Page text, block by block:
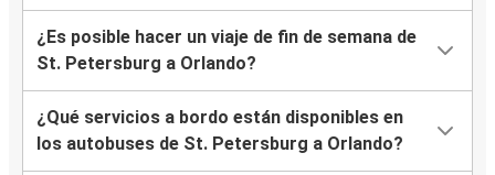
¿Es posible hacer un viaje de fin de semana de
St. Petersburg a Orlando?
¿Qué servicios a bordo están disponibles en
los autobuses de St. Petersburg a Orlando?